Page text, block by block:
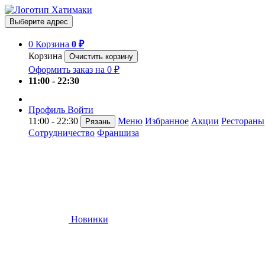
Выберите адрес
0 Корзина 0 ₽
Корзина
Очистить корзину
Оформить заказ на 0 ₽
11:00 - 22:30
Профиль Войти
11:00 - 22:30
Рязань Меню Избранное Акции Рестораны
Сотрудничество Франшиза
Новинки